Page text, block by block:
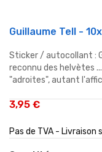
Guillaume Tell -
Sticker / autocollant :
reconnu des helvètes
"adroites", autant
3,95 €
Pas de TVA -